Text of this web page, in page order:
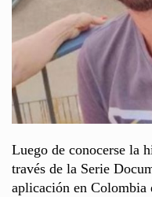
Luego de conocerse la
través de la Serie
aplicación en Colombia